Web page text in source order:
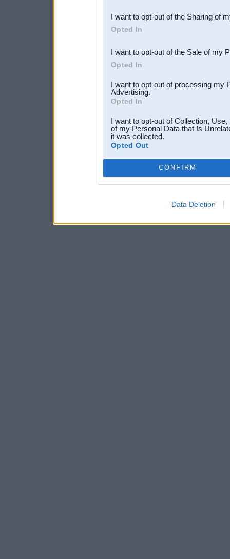
Downstream Participants
third parties.
I want to opt-out of the Sharing of
Opted In
I want to opt-out of the Sale of my
Opted In
I want to opt-out of processing my
Advertising.
Opted In
I want to opt-out of Collection,
of my Personal Data that Is
it was collected.
Opted Out
CONFIRM
Data Deletion